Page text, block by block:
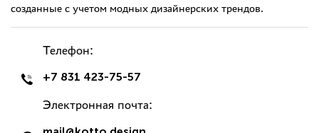
созданные с учетом модных дизайнерских трендов.
Телефон:
+7 831 423-75-57
Электронная почта: